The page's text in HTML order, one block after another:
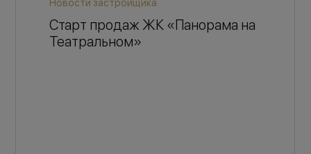
Новости застройщика
Старт продаж ЖК «Панорама на
Театральном»